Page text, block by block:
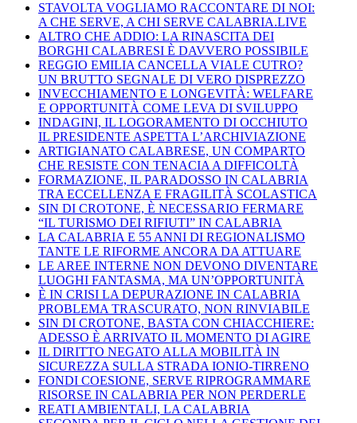
STAVOLTA VOGLIAMO RACCONTARE DI NOI:
A CHE SERVE, A CHI SERVE CALABRIA.LIVE
ALTRO CHE ADDIO: LA RINASCITA DEI
BORGHI CALABRESI È DAVVERO POSSIBILE
REGGIO EMILIA CANCELLA VIALE CUTRO?
UN BRUTTO SEGNALE DI VERO DISPREZZO
INVECCHIAMENTO E LONGEVITÀ: WELFARE
E OPPORTUNITÀ COME LEVA DI SVILUPPO
INDAGINI, IL LOGORAMENTO DI OCCHIUTO
IL PRESIDENTE ASPETTA L’ARCHIVIAZIONE
ARTIGIANATO CALABRESE, UN COMPARTO
CHE RESISTE CON TENACIA A DIFFICOLTÀ
FORMAZIONE, IL PARADOSSO IN CALABRIA
TRA ECCELLENZA E FRAGILITÀ SCOLASTICA
SIN DI CROTONE, È NECESSARIO FERMARE
“IL TURISMO DEI RIFIUTI” IN CALABRIA
LA CALABRIA E 55 ANNI DI REGIONALISMO
TANTE LE RIFORME ANCORA DA ATTUARE
LE AREE INTERNE NON DEVONO DIVENTARE
LUOGHI FANTASMA, MA UN’OPPORTUNITÀ
È IN CRISI LA DEPURAZIONE IN CALABRIA
PROBLEMA TRASCURATO, NON RINVIABILE
SIN DI CROTONE, BASTA CON CHIACCHIERE:
ADESSO È ARRIVATO IL MOMENTO DI AGIRE
IL DIRITTO NEGATO ALLA MOBILITÀ IN
SICUREZZA SULLA STRADA IONIO-TIRRENO
FONDI COESIONE, SERVE RIPROGRAMMARE
RISORSE IN CALABRIA PER NON PERDERLE
REATI AMBIENTALI, LA CALABRIA